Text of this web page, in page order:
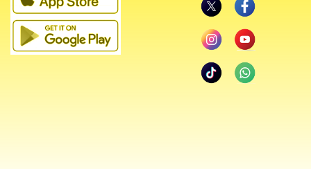
investigação, indiciamento e denúncia que antecedem o
processo penal.
O ex-presidente ainda comentou o contrato do escritório